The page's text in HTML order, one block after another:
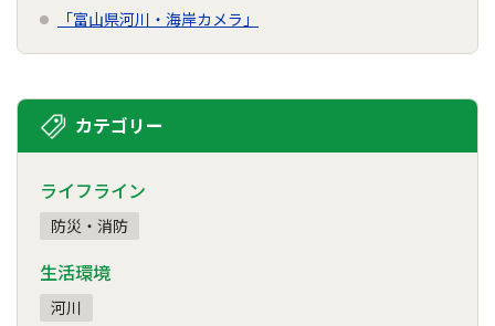
「富山県河川・海岸カメラ」
カテゴリー
ライフライン
防災・消防
生活環境
河川